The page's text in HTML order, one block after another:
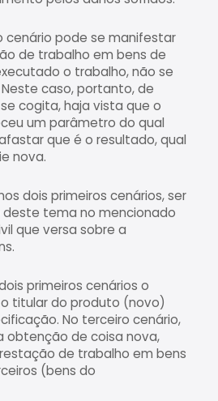
cenário pode se manifestar
de trabalho em bens de
o trabalho, não se
caso, portanto, de
cogita, haja vista que o
um parâmetro do qual
que é o resultado, qual
nova.
dois primeiros cenários, ser
tema no mencionado
que versa sobre a
primeiros cenários o
titular do produto (novo)
No terceiro cenário,
obtenção de coisa nova,
de trabalho em bens
(bens do